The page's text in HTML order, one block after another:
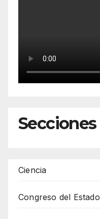
Secciones
Ciencia
Congreso del Estado